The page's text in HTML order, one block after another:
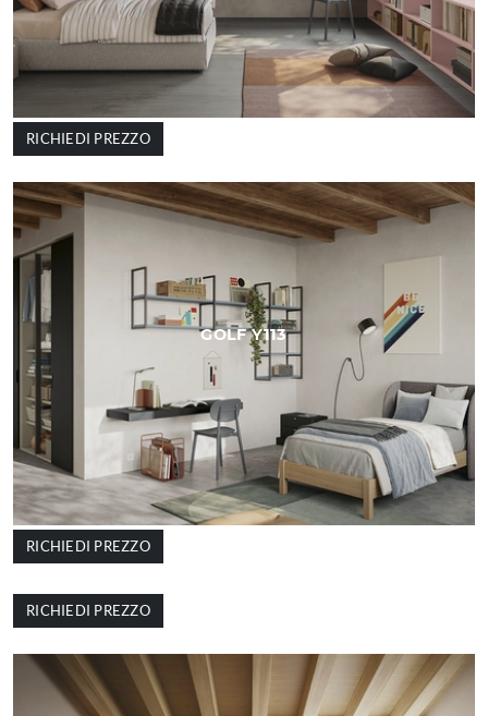
RICHIEDI PREZZO
GOLF Y113
RICHIEDI PREZZO
RICHIEDI PREZZO